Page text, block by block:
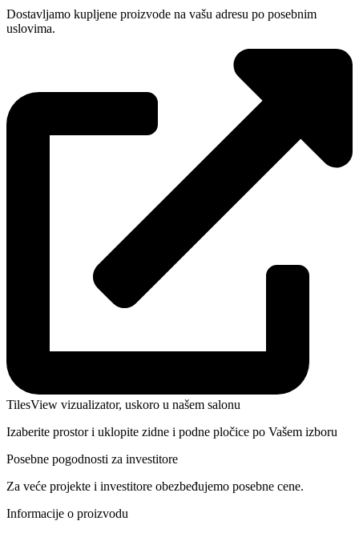
Dostavljamo kupljene proizvode na vašu adresu po posebnim
uslovima.
TilesView vizualizator, uskoro u našem salonu
Izaberite prostor i uklopite zidne i podne pločice po Vašem izboru
Posebne pogodnosti za investitore
Za veće projekte i investitore obezbeđujemo posebne cene.
Informacije o proizvodu